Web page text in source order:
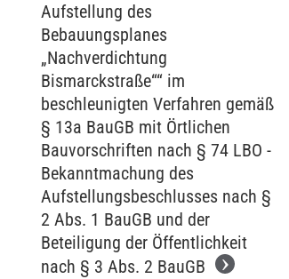
Aufstellung des
Bebauungsplanes
„Nachverdichtung
Bismarckstraße““ im
beschleunigten Verfahren gemäß
§ 13a BauGB mit Örtlichen
Bauvorschriften nach § 74 LBO -
Bekanntmachung des
Aufstellungsbeschlusses nach §
2 Abs. 1 BauGB und der
Beteiligung der Öffentlichkeit
nach § 3 Abs. 2 BauGB